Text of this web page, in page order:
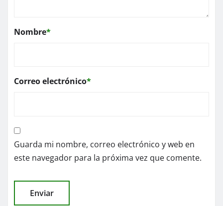
Nombre*
Correo electrónico*
Guarda mi nombre, correo electrónico y web en
este navegador para la próxima vez que comente.